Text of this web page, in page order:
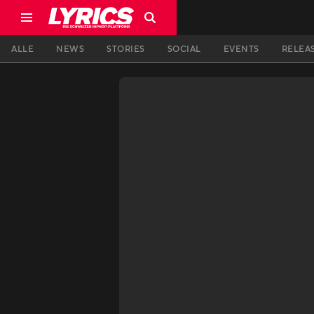
ALLE NEWS STORIES SOCIAL EVENTS